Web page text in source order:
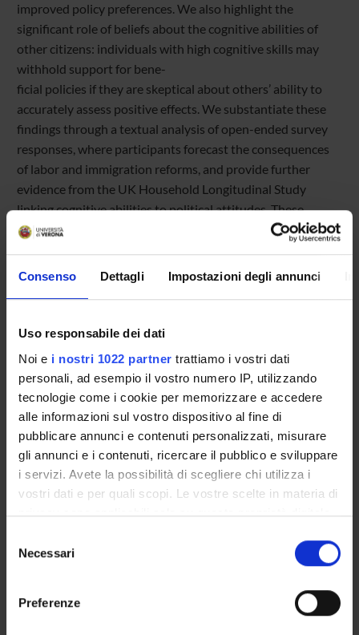
Consenso Dettagli Impostazioni degli annunci
Uso responsabile dei dati
Noi e i nostri 1022 partner trattiamo i vostri dati
personali, ad esempio il vostro numero IP, utilizzando
tecnologie come i cookie per memorizzare e accedere
alle informazioni sul vostro dispositivo al fine di
pubblicare annunci e contenuti personalizzati, misurare
gli annunci e i contenuti, ricercare il pubblico e sviluppare
i servizi. Avete la possibilità di scegliere chi utilizza i
vostri dati e per quali scopi. Le vostre scelte in materia di
privacy sono applicabili solo su questa proprietà digitale
modificare o revocare il proprio consenso in qualsiasi
momento dalla Dichiarazione sui cookie o facendo clic
delNecessari
Preferenze
improved policy preferences. We also highlight the
significant role of beliefs about the cognitive abilities of
other citizens: individuals with high cognitive skills may
withhold support for bene-
ficial policies if they are skeptical about others’ ability to
accurately assess positive effects. We substantiate these
findings through a textual analysis of open-ended survey
responses, where participants forecast the consequences
of labor and immigration reforms, and provide further
evidence from the UK Household Longitudinal Study
linking cognitive abilities to political attitudes. These
findings carry important policy implications: educational
interventions designed to enhance trust in others’
Referente
Maria Vittoria Levati
Referente esterno
Data pubblicazione
24 luglio 2024